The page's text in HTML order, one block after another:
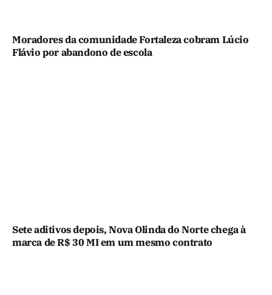
Moradores da comunidade Fortaleza cobram Lúcio
Flávio por abandono de escola
Sete aditivos depois, Nova Olinda do Norte chega à
marca de R$ 30 MI em um mesmo contrato